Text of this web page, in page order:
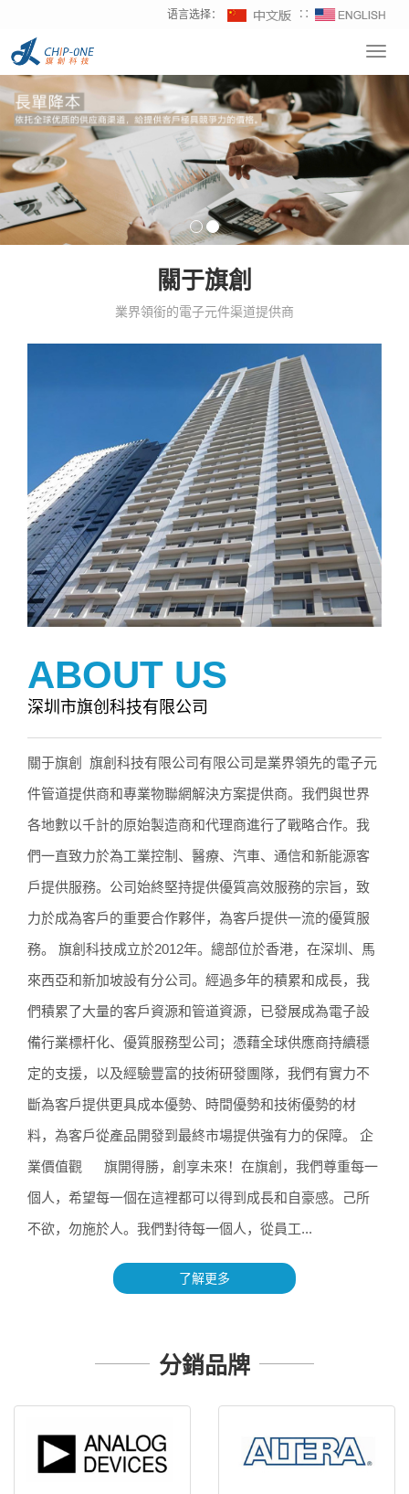
语言选择： ∷
關于旗創
業界領銜的電子元件渠道提供商
ABOUT US
深圳市旗创科技有限公司
關于旗創 旗創科技有限公司有限公司是業界領先的電子元
件管道提供商和專業物聯網解決方案提供商。我們與世界
各地數以千計的原始製造商和代理商進行了戰略合作。我
們一直致力於為工業控制、醫療、汽車、通信和新能源客
戶提供服務。公司始終堅持提供優質高效服務的宗旨，致
力於成為客戶的重要合作夥伴，為客戶提供一流的優質服
務。 旗創科技成立於2012年。總部位於香港，在深圳、馬
來西亞和新加坡設有分公司。經過多年的積累和成長，我
們積累了大量的客戶資源和管道資源，已發展成為電子設
備行業標杆化、優質服務型公司；憑藉全球供應商持續穩
定的支援，以及經驗豐富的技術研發團隊，我們有實力不
斷為客戶提供更具成本優勢、時間優勢和技術優勢的材
料，為客戶從產品開發到最終市場提供強有力的保障。 企
業價值觀 旗開得勝，創享未來！在旗創，我們尊重每一
個人，希望每一個在這裡都可以得到成長和自豪感。己所
不欲，勿施於人。我們對待每一個人，從員工...
了解更多
分銷品牌